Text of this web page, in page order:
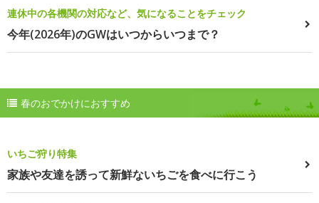
連休中の各機関の対応など、気になることをチェック
今年(2026年)のGWはいつからいつまで？
春のおでかけにおすすめ
いちご狩り特集
家族や友達を誘って新鮮ないちごを食べに行こう